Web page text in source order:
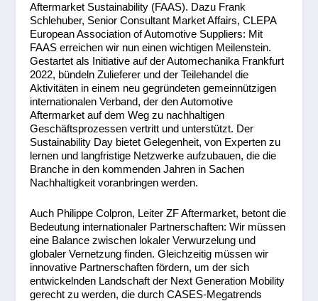
Aftermarket Sustainability (FAAS). Dazu Frank
Schlehuber, Senior Consultant Market Affairs, CLEPA 
European Association of Automotive Suppliers: Mit
FAAS erreichen wir nun einen wichtigen Meilenstein.
Gestartet als Initiative auf der Automechanika Frankfurt
2022, bündeln Zulieferer und der Teilehandel die
Aktivitäten in einem neu gegründeten gemeinnützigen
internationalen Verband, der den Automotive
Aftermarket auf dem Weg zu nachhaltigen
Geschäftsprozessen vertritt und unterstützt. Der
Sustainability Day bietet Gelegenheit, von Experten zu
lernen und langfristige Netzwerke aufzubauen, die die
Branche in den kommenden Jahren in Sachen
Nachhaltigkeit voranbringen werden.
Auch Philippe Colpron, Leiter ZF Aftermarket, betont die
Bedeutung internationaler Partnerschaften: Wir müssen
eine Balance zwischen lokaler Verwurzelung und
globaler Vernetzung finden. Gleichzeitig müssen wir
innovative Partnerschaften fördern, um der sich
entwickelnden Landschaft der Next Generation Mobility
gerecht zu werden, die durch CASES-Megatrends